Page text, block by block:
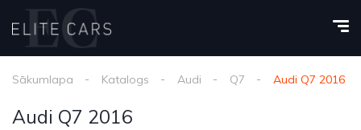
Sākumlapa Katalogs Audi Q7 Audi Q7 2016
Audi Q7 2016